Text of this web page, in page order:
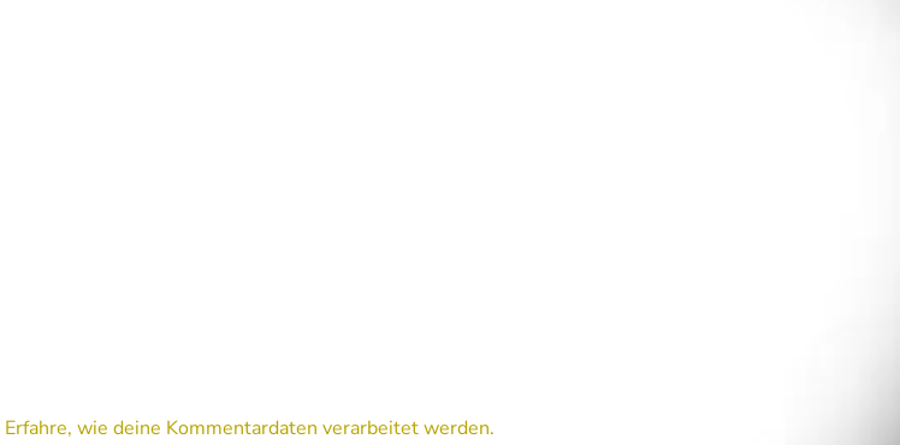
Erfahre, wie deine Kommentardaten verarbeitet werden.